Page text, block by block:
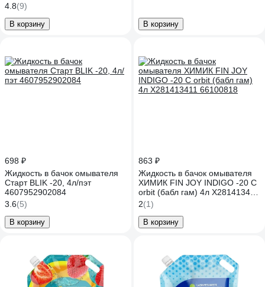
4.8(9)
В корзину В корзину
698 ₽
Жидкость в бачок омывателя
Старт BLIK -20, 4л/пэт
4607952902084
3.6(5)
В корзину
863 ₽
Жидкость в бачок омывателя
ХИМИК FIN JOY INDIGO -20 С
orbit (бабл гам) 4л X281413411
66100818
2(1)
В корзину